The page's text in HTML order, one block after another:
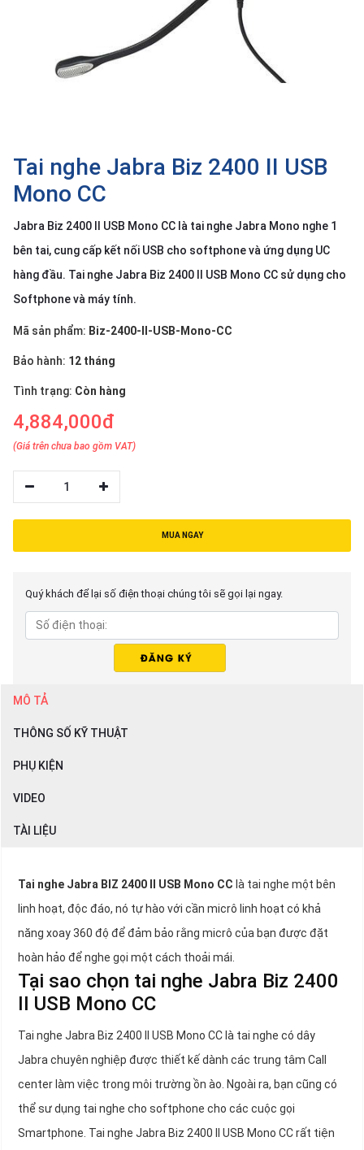
Tai nghe Jabra Biz 2400 II USB
Mono CC
Jabra Biz 2400 II USB Mono CC là tai nghe Jabra Mono nghe 1
bên tai, cung cấp kết nối USB cho softphone và ứng dụng UC
hàng đầu. Tai nghe Jabra Biz 2400 II USB Mono CC sử dụng cho
Softphone và máy tính.
Mã sản phẩm: Biz-2400-II-USB-Mono-CC
Bảo hành: 12 tháng
Tình trạng: Còn hàng
4,884,000đ
(Giá trên chưa bao gồm VAT)
1
MUA NGAY
Quý khách để lại số điện thoại chúng tôi sẽ gọi lại ngay.
MÔ TẢ
THÔNG SỐ KỸ THUẬT
PHỤ KIỆN
VIDEO
TÀI LIỆU
Tai nghe Jabra BIZ 2400 II USB Mono CC là tai nghe một bên
linh hoạt, độc đáo, nó tự hào với cần micrô linh hoạt có khả
năng xoay 360 độ để đảm bảo rằng micrô của bạn được đặt
hoàn hảo để nghe gọi một cách thoải mái.
Tại sao chọn tai nghe Jabra Biz 2400
II USB Mono CC
Tai nghe Jabra Biz 2400 II USB Mono CC là tai nghe có dây
Jabra chuyên nghiệp được thiết kế dành các trung tâm Call
center làm việc trong môi trường ồn ào. Ngoài ra, bạn cũng có
thể sư dụng tai nghe cho softphone cho các cuộc gọi
Smartphone. Tai nghe Jabra Biz 2400 II USB Mono CC rất tiện
pháp
Dịch
vụ
Hỗ
Tin
hệ
Giới
thiệu
NGỮ
Tiếng